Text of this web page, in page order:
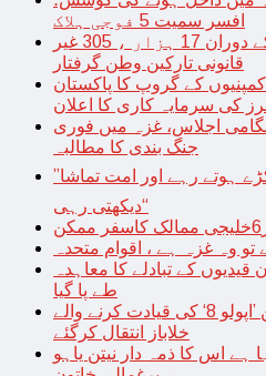
افسر سمیت 5 فوجی ہلاک
سعودی عرب ، ایک ہفتے کے دوران 17 ہزار ، 305 غیر
قانونی تارکین وطن گرفتار
کے گروپ کا پاکستان
اجلاس، غزہ میں فوری
جنگ بندی کا مطالبہ
’’یا رسول اللہﷺ! ہمارے ٹکڑے ہوتے رہے اور امت تماشا
دیکھتی رہی‘‘
وہ غزہ ہے ، اقوام متحدہ
کے تبادلے کا معاہدہ
طے پا گیا
چاند کے پہلے انسانی مشن ’اپولو 8‘ کی قیادت کرنے والے
خلاباز انتقال کرگئے
ہے اس کا ذمہ دار نیتن یاہو